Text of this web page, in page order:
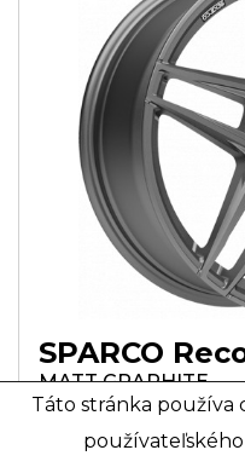
SPARCO
MATT GRAPHITE
MATNÁ GRAFITOVÁ
Táto stránka používa